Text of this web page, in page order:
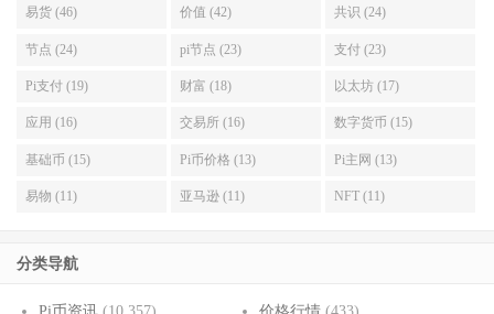
易货 (46) 价值 (42) 共识 (24)
节点 (24) pi节点 (23) 支付 (23)
Pi支付 (19) 财富 (18) 以太坊 (17)
应用 (16) 交易所 (16) 数字货币 (15)
基础币 (15) Pi币价格 (13) Pi主网 (13)
易物 (11) 亚马逊 (11) NFT (11)
分类导航